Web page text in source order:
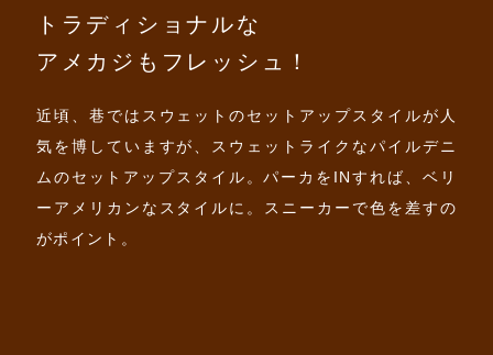
トラディショナルな
アメカジもフレッシュ！
近頃、巷ではスウェットのセットアップスタイルが人
気を博していますが、スウェットライクなパイルデニ
ムのセットアップスタイル。パーカをINすれば、ベリ
ーアメリカンなスタイルに。スニーカーで色を差すの
がポイント。